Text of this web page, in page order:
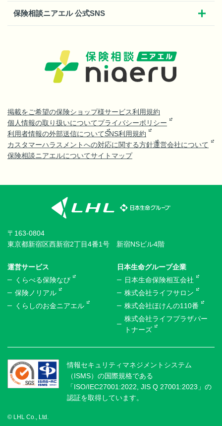
保険相談ニアエル 公式SNS
掲載をご希望の保険ショップ様サービス利用規約
個人情報の取り扱いについてプライバシーポリシー
利用者情報の外部送信についてSNS利用規約
カスタマーハラスメントへの対応に関する方針運営会社について
保険相談ニアエルについてサイトマップ
〒163-0804
東京都新宿区西新宿2丁目4番1号 新宿NSビル4階
運営サービス
くらべる保険なび
保険ノリアル
くらしのお金ニアエル
日本生命グループ企業
日本生命保険相互会社
株式会社ライフサロン
株式会社ほけんの110番
株式会社ライフプラザパー
トナーズ
情報セキュリティマネジメントシステム
（ISMS）の国際規格である
「ISO/IEC27001:2022, JIS Q 27001:2023」の
認証を取得しています。
© LHL Co., Ltd.